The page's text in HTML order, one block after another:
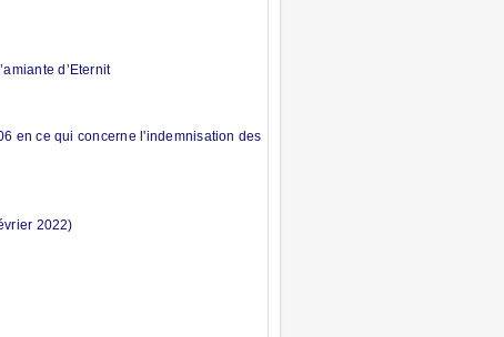
d’Eternit
en ce qui concerne l'indemnisation des
2022)